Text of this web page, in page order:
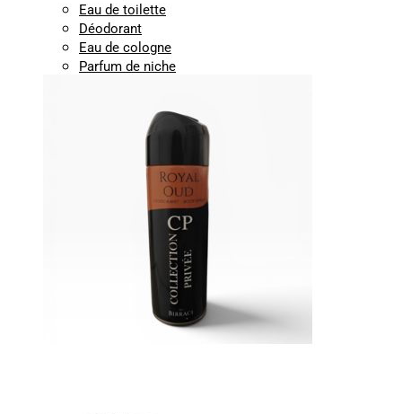
Eau de toilette
Déodorant
Eau de cologne
Parfum de niche